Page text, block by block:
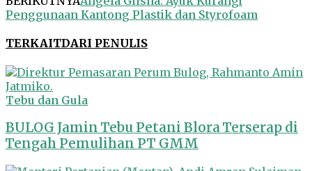
Penggunaan Kantong Plastik dan Styrofoam
TERKAITDARI PENULIS
Tebu dan Gula
BULOG Jamin Tebu Petani Blora Terserap di
Tengah Pemulihan PT GMM